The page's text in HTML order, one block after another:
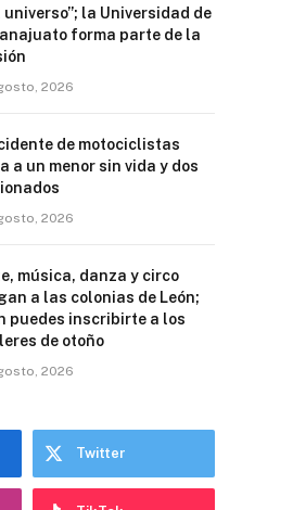
universo”; la Universidad de
forma parte de la
2026
de motociclistas
a un menor sin vida y dos
2026
música, danza y circo
a las colonias de León;
puedes inscribirte a los
de otoño
2026
Twitter